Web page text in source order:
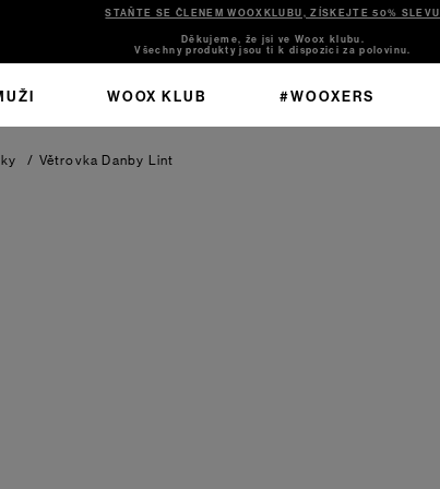
STAŇTE SE ČLENEM WOOXKLUBU, ZÍSKEJTE 50% SLEVU
Děkujeme, že jsi ve Woox klubu.
Všechny produkty jsou ti k dispozici za polovinu.
WOOX KLUB #WOOXERS
/ Větrovka Danby Lint